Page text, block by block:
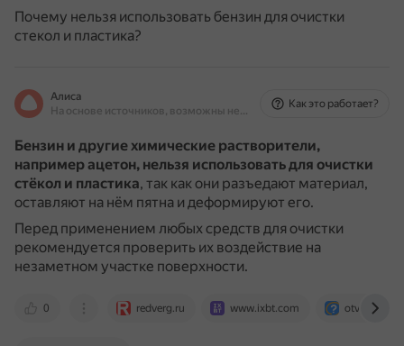
Почему нельзя использовать бензин для очистки
стекол и пластика?
Алиса
На основе источников, возможны неточности
Как это работает?
Бензин и другие химические растворители,
например ацетон, нельзя использовать для очистки
стёкол и пластика, так как они разъедают материал,
оставляют на нём пятна и деформируют его.
Перед применением любых средств для очистки
рекомендуется проверить их воздействие на
незаметном участке поверхности.
0 redverg.ru www.ixbt.com otvet.mail.ru